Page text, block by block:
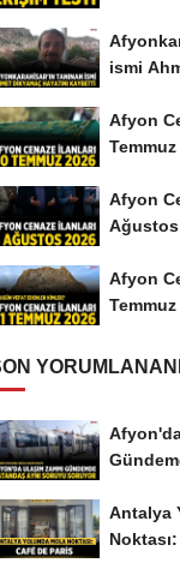
ismi
Afyon
Temmuz
Afyon
Afyon
Afyon'da
Antalya